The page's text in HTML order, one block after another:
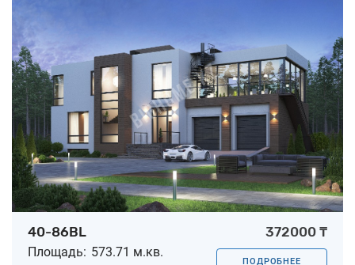
40-86BL 372000 ₸
Площадь: 573.71 м.кв.
ПОДРОБНЕЕ